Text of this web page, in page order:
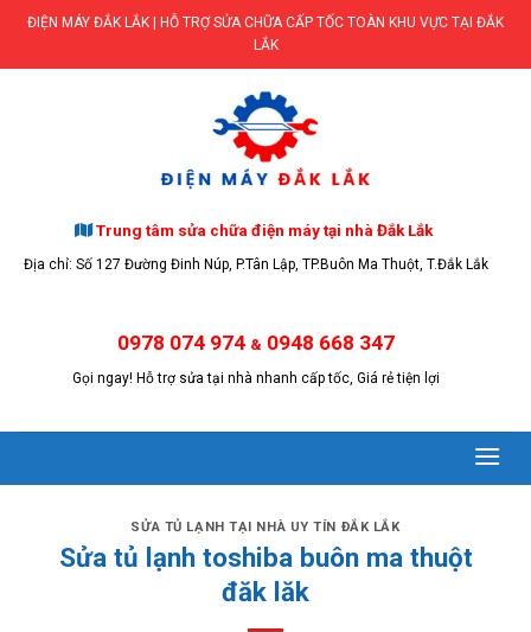
Skip
content
ĐIỆN MÁY ĐẮK LẮK | HỖ TRỢ SỬA CHỮA CẤP TỐC TOÀN KHU VỰC TẠI ĐẮK
LẮK
Trung tâm sửa chữa điện máy tại nhà Đắk Lắk
Địa chỉ: Số 127 Đường Đinh Núp, P.Tân Lập, TP.Buôn Ma Thuột, T.Đắk Lắk
0978 074 974 & 0948 668 347
Gọi ngay! Hỗ trợ sửa tại nhà nhanh cấp tốc, Giá rẻ tiện lợi
SỬA TỦ LẠNH TẠI NHÀ UY TÍN ĐẮK LẮK
Sửa tủ lạnh toshiba buôn ma thuột
đăk lăk